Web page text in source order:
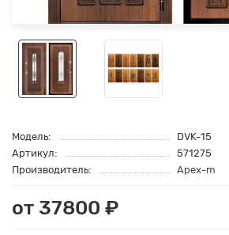
Модель:
DVK-15
Артикул:
571275
Производитель:
Apex-m
от 37800 ₽